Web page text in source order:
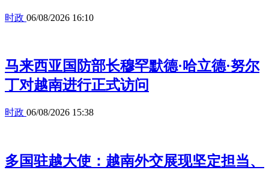
时政 06/08/2026 16:10
马来西亚国防部长穆罕默德·哈立德·努尔
丁对越南进行正式访问
时政 06/08/2026 15:38
多国驻越大使：越南外交展现坚定担当、